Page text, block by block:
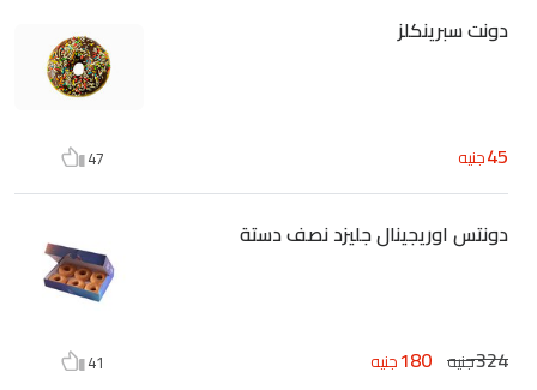
دونت سبرينكلز
45جنيه 47
دونتس اوريجينال جليزد نصف دستة
324جنيه 180جنيه 41